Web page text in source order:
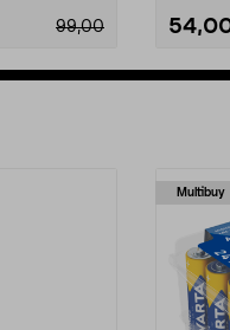
99,00
Multibuy